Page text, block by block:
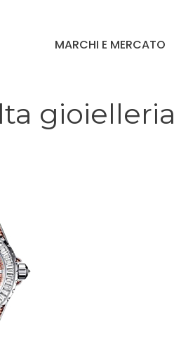
MARCHI E MERCATO
gioielleria